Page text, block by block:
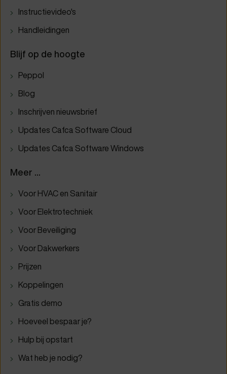
Instructievideo's
Handleidingen
Blijf op de hoogte
Peppol
Blog
Inschrijven nieuwsbrief
Updates Cafca Software Cloud
Updates Cafca Software Windows
Meer ...
Voor HVAC en Sanitair
Voor Elektrotechniek
Voor Beveiliging
Voor Dakwerkers
Prijzen
Koppelingen
Gratis demo
Hoeveel bespaar je?
Hulp bij opstart
Wat heb je nodig?